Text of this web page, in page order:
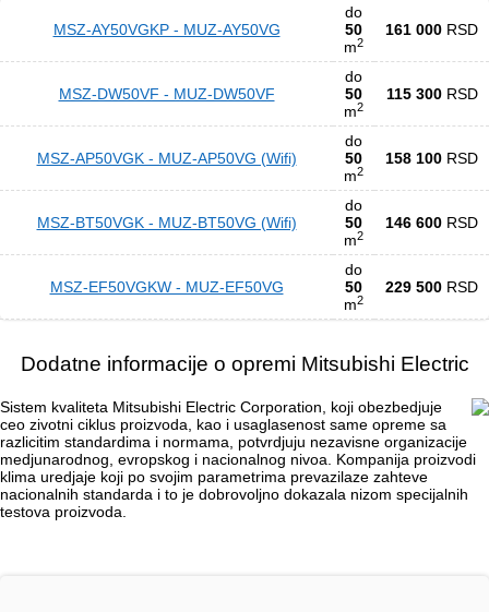
MSZ-AY50VGKP - MUZ-AY50VG
do
50
m2
161 000 RSD
MSZ-DW50VF - MUZ-DW50VF
do
50
m2
115 300RSD
MSZ-AP50VGK - MUZ-AP50VG (Wifi)
do
50
m2
158 100 RSD
MSZ-BT50VGK - MUZ-BT50VG (Wifi)
do
50
m2
146 600 RSD
MSZ-EF50VGKW - MUZ-EF50VG
do
50
m2
229 500 RSD
Dodatne informacije o opremi Mitsubishi Electric
Sistem kvaliteta Mitsubishi Electric Corporation, koji obezbedjuje
ceo zivotni ciklus proizvoda, kao i usaglasenost same opreme sa
razlicitim standardima i normama, potvrdjuju nezavisne organizacije
medjunarodnog, evropskog i nacionalnog nivoa. Kompanija proizvodi
klima uredjaje koji po svojim parametrima prevazilaze zahteve
nacionalnih standarda i to je dobrovoljno dokazala nizom specijalnih
testova proizvoda.